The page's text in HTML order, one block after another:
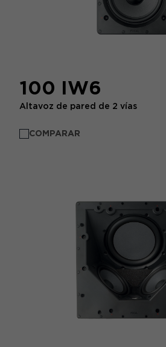
100 IW6
Altavoz de pared de 2 vías
COMPARAR